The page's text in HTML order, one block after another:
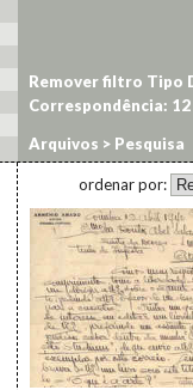
Arquivos > Pesquisa
Remover filtro Tipo
Correspondência: 12
ordenar por: